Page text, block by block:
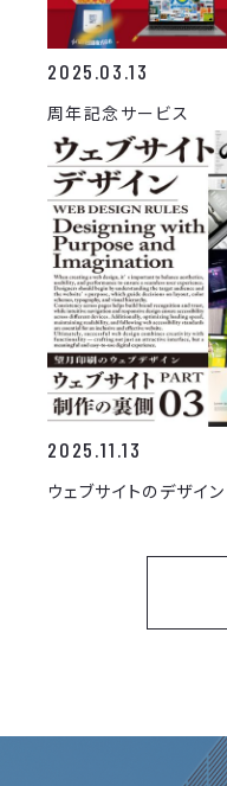
2025.03.13
周年記念サービス
2025.11.13
ウェブサイトのデザイ